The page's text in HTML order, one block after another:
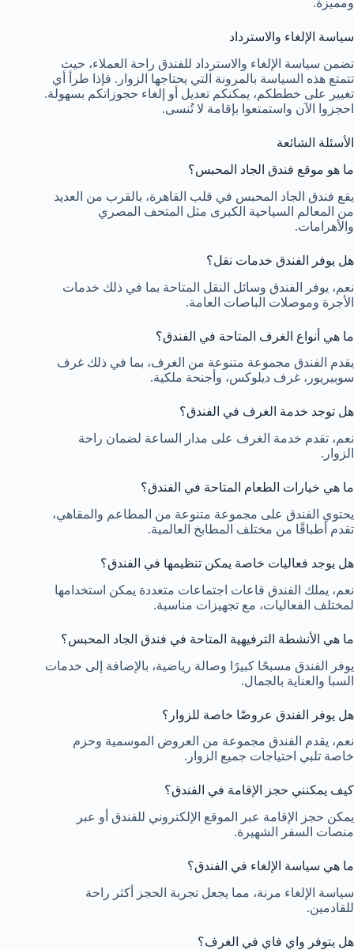
ومميزة.
سياسة الإلغاء والاسترداد
تضمن سياسة الإلغاء والاسترداد للفندق راحة العملاء، حيث
تتمتع هذه السياسة بالمرونة التي يحتاجها الزوار. فإذا طرأ أي
تغيير على خططكم، يمكنكم تعديل أو إلغاء حجوزاتكم بسهولة.
احجزوا الآن واستمتعوا بإقامة لا تُنسى.
الأسئلة الشائعة
ما هو موقع فندق الجاد المحبس؟
يقع فندق الجاد المحبس في قلب القاهرة، بالقرب من العديد
من المعالم السياحية الكبرى مثل المتحف المصري
والأهرامات.
هل يوفر الفندق خدمات نقل؟
نعم، يوفر الفندق وسائل النقل المتاحة بما في ذلك خدمات
الأجرة وموصلات الباصات العامة.
ما هي أنواع الغرف المتاحة في الفندق؟
يقدم الفندق مجموعة متنوعة من الغرف، بما في ذلك غرف
سوبيريور، غرف ديلوكس، وأجنحة ملكية.
هل توجد خدمة الغرف في الفندق؟
نعم، تقدم خدمة الغرف على مدار الساعة لضمان راحة
الزوار.
ما هي خيارات الطعام المتاحة في الفندق؟
يحتوي الفندق على مجموعة متنوعة من المطاعم والمقاهي،
تقدم أطباقًا من مختلف المطابخ العالمية.
هل يوجد فعاليات خاصة يمكن تنظيمها في الفندق؟
نعم، يملك الفندق قاعات اجتماعات متعددة يمكن استخدامها
لمختلف الفعاليات، مع تجهيزات مناسبة.
ما هي الأنشطة الترفيهية المتاحة في فندق الجاد المحبس؟
يوفر الفندق مسبحًا كبيرًا وصالة رياضية، بالإضافة إلى خدمات
السبا والعناية بالجمال.
هل يوفر الفندق عروضًا خاصة للزوار؟
نعم، يقدم الفندق مجموعة من العروض الموسمية وحزم
خاصة تلبي احتياجات جميع الزوار.
كيف يمكنني حجز الإقامة في الفندق؟
يمكن حجز الإقامة عبر الموقع الإلكتروني للفندق أو عبر
منصات السفر الشهيرة.
ما هي سياسة الإلغاء في الفندق؟
سياسة الإلغاء مرنة، مما يجعل تجربة الحجز أكثر راحة
للقادمين.
هل يتوفر واي فاي في الغرف؟